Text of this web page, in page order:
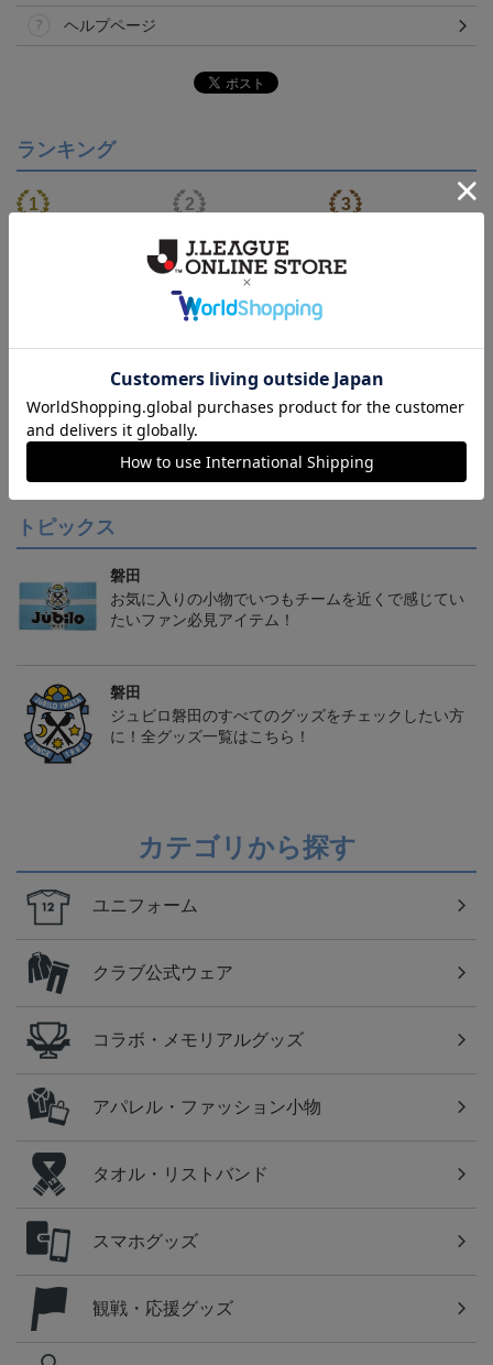
ヘルプページ
ランキング
【S～4XL】2026/27ユニ
フォーム オーセンティッ
クモデル:FP1st
21,450円～25,950円
【S～4XL】2026/27ユニ
フォーム オーセンティッ
21,450円～25,950円
会員特典
【S～4XL】2026/27ユニ
会員特典
トピックス
磐田
お気に入りの小物でいつもチームを近くで感じてい
たいファン必見アイテム！
磐田
ジュビロ磐田のすべてのグッズをチェックしたい方
に！全グッズ一覧はこちら！
カテゴリから探す
ユニフォーム
クラブ公式ウェア
コラボ・メモリアルグッズ
アパレル・ファッション小物
タオル・リストバンド
スマホグッズ
観戦・応援グッズ